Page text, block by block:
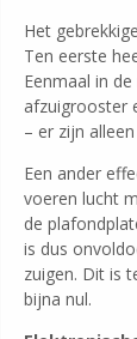
Het
Ten eerste
Eenmaal in
afzuigrooster
– er zijn
Een ander
voeren lucht
de
is dus
zuigen. Dit is
bijna nul.